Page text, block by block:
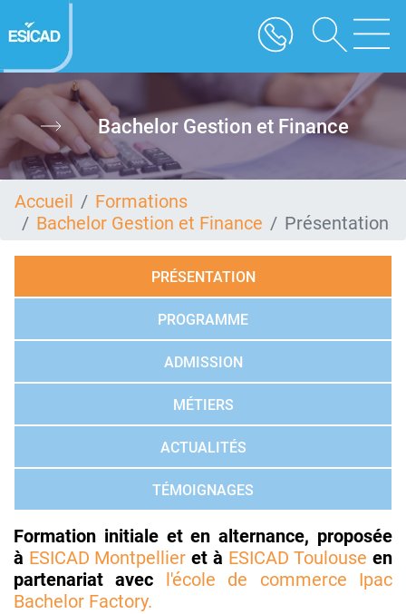
au
contenu
Bachelor Gestion et Finance
Accueil
Formations
Bachelor Gestion et Finance
Présentation
PRÉSENTATION
PROGRAMME
ADMISSION
MÉTIERS
ACTUALITÉS
TÉMOIGNAGES
Formation initiale et en alternance, proposée
à ESICAD Montpellier et à ESICAD Toulouse en
partenariat avec l'école de commerce Ipac
Bachelor Factory.